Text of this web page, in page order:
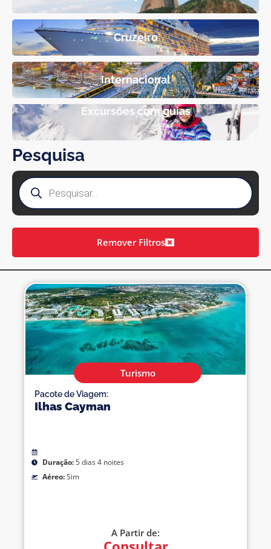
Cruzeiro
Internacional
Excursões com guias
Pesquisa
Remover Filtros
Turismo
Pacote de Viagem:
Ilhas Cayman
Duração:5 dias 4 noites
Aéreo:Sim
A Partir de: